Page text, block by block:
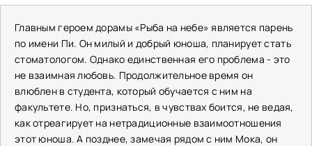
Главным героем дорамы «Рыба на небе» является парень
по имени Пи. Он милый и добрый юноша, планирует стать
стоматологом. Однако единственная его проблема - это
не взаимная любовь. Продолжительное время он
влюблен в студента, который обучается с ним на
факультете. Но, признаться, в чувствах боится, не ведая,
как отреагирует на нетрадиционные взаимоотношения
этот юноша. А позднее, замечая рядом с ним Мока, он